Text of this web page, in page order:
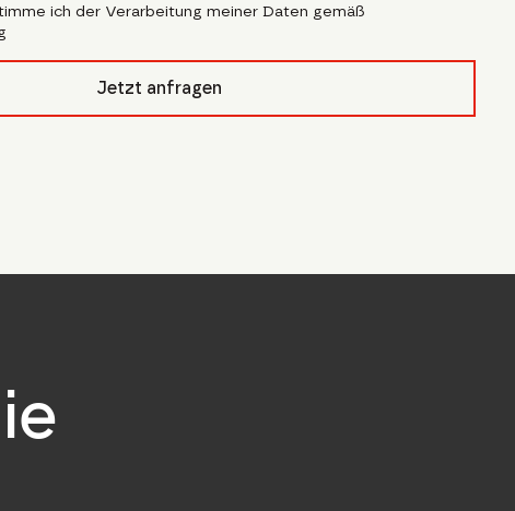
ich der Verarbeitung meiner Daten gemäß
Jetzt anfragen